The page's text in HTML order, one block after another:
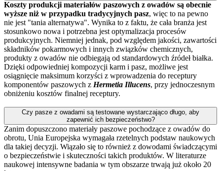
Koszty produkcji materiałów paszowych z owadów są obecnie
wyższe niż w przypadku tradycyjnych pasz, więc to na pewno
nie jest "tania alternatywa". Wynika to z faktu, że cała branża jest
stosunkowo nowa i potrzebna jest optymalizacja procesów
produkcyjnych. Niemniej jednak, pod względem jakości, zawartości
składników pokarmowych i innych związków chemicznych,
produkty z owadów nie odbiegają od standardowych źródeł białka.
Dzięki odpowiedniej kompozycji karm i pasz, możliwe jest
osiągnięcie maksimum korzyści z wprowadzenia do receptury
komponentów paszowych z Hermetia Illucens, przy jednoczesnym
obniżeniu kosztów finalnej receptury.
Czy pasze z owadami są testowane wystarczająco długo, aby
zapewnić ich bezpieczeństwo?
Zanim dopuszczono materiały paszowe pochodzące z owadów do
obrotu, Unia Europejska wymagała rzetelnych podstaw naukowych
dla takiej decyzji. Wiązało się to również z dowodami świadczącymi
o bezpieczeństwie i skuteczności takich produktów. W literaturze
naukowej intensywne badania w tym obszarze trwają już około 20